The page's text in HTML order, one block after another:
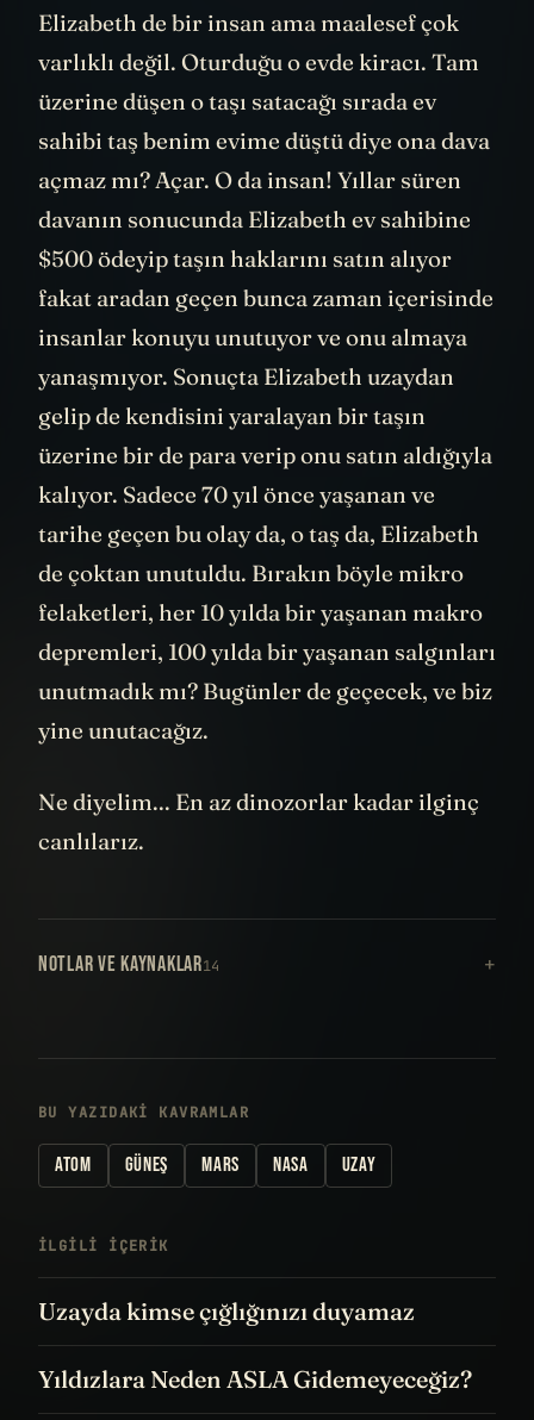
Elizabeth de bir insan ama maalesef çok
varlıklı değil. Oturduğu o evde kiracı. Tam
üzerine düşen o taşı satacağı sırada ev
sahibi taş benim evime düştü diye ona dava
açmaz mı? Açar. O da insan! Yıllar süren
davanın sonucunda Elizabeth ev sahibine
$500 ödeyip taşın haklarını satın alıyor
fakat aradan geçen bunca zaman içerisinde
insanlar konuyu unutuyor ve onu almaya
yanaşmıyor. Sonuçta Elizabeth uzaydan
gelip de kendisini yaralayan bir taşın
üzerine bir de para verip onu satın aldığıyla
kalıyor. Sadece 70 yıl önce yaşanan ve
tarihe geçen bu olay da, o taş da, Elizabeth
de çoktan unutuldu. Bırakın böyle mikro
felaketleri, her 10 yılda bir yaşanan makro
depremleri, 100 yılda bir yaşanan salgınları
unutmadık mı? Bugünler de geçecek, ve biz
yine unutacağız.
Ne diyelim... En az dinozorlar kadar ilginç
canlılarız.
NOTLAR VE KAYNAKLAR14
BU YAZIDAKI KAVRAMLAR
ATOM GÜNEŞ MARS NASA UZAY
İLGILI IÇERIK
Uzayda kimse çığlığınızı duyamaz
Yıldızlara Neden ASLA Gidemeyeceğiz?